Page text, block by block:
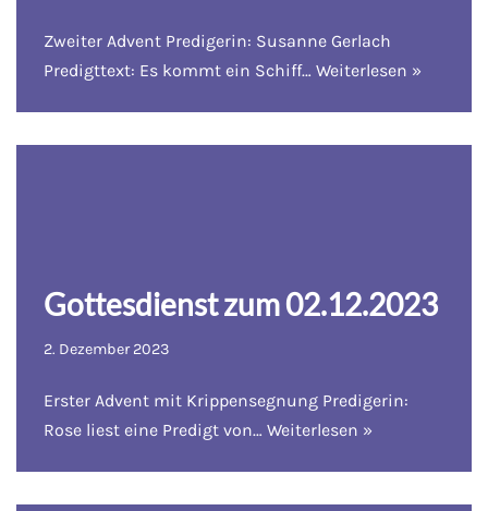
Zweiter Advent Predigerin: Susanne Gerlach
Predigttext: Es kommt ein Schiff… Weiterlesen »
Gottesdienst zum 02.12.2023
2. Dezember 2023
Erster Advent mit Krippensegnung Predigerin:
Rose liest eine Predigt von… Weiterlesen »